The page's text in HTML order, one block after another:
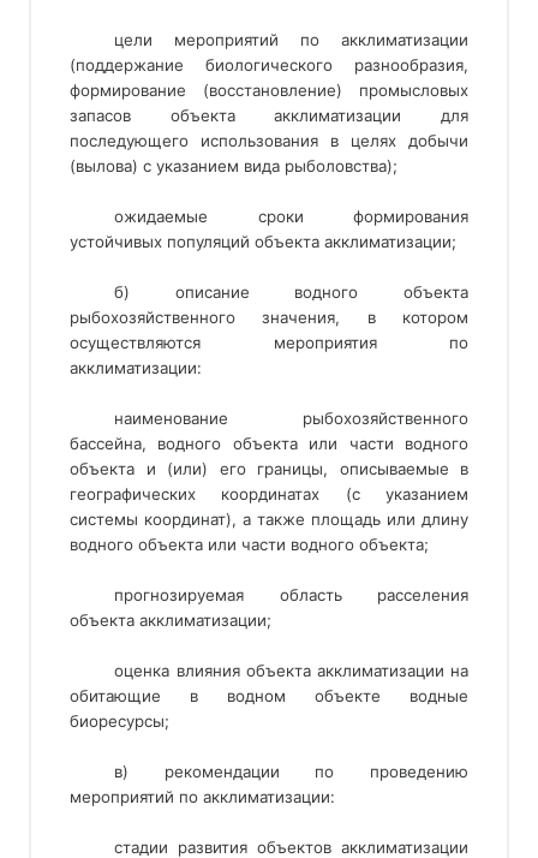
цели мероприятий по акклиматизации
(поддержание биологического разнообразия,
формирование (восстановление) промысловых
запасов объекта акклиматизации для
последующего использования в целях добычи
(вылова) с указанием вида рыболовства);
ожидаемые сроки формирования
устойчивых популяций объекта акклиматизации;
б) описание водного объекта
рыбохозяйственного значения, в котором
осуществляются мероприятия по
акклиматизации:
наименование рыбохозяйственного
бассейна, водного объекта или части водного
объекта и (или) его границы, описываемые в
географических координатах (с указанием
системы координат), а также площадь или длину
водного объекта или части водного объекта;
прогнозируемая область расселения
объекта акклиматизации;
оценка влияния объекта акклиматизации на
обитающие в водном объекте водные
биоресурсы;
в) рекомендации по проведению
мероприятий по акклиматизации:
стадии развития объектов акклиматизации